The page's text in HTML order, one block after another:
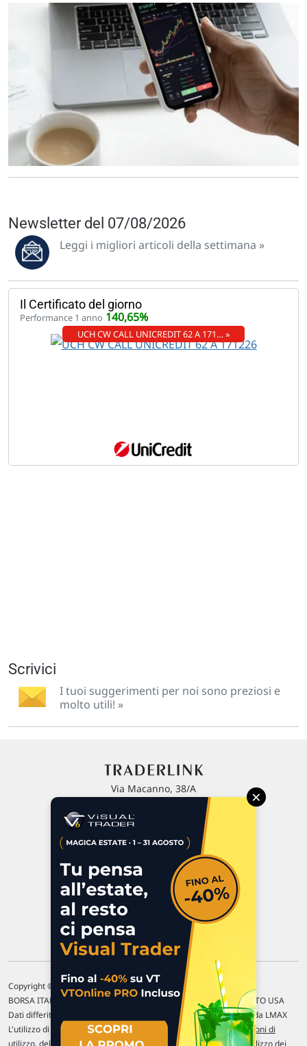
Newsletter del 07/08/2026
Leggi i migliori articoli della settimana »
Il Certificato del giorno
Performance 1 anno 140,65%
UCH CW CALL UNICREDIT 62 A 171… »
Scrivici
I tuoi suggerimenti per noi sono preziosi e
molto utili! »
Via Macanno, 38/A
P.IVA 02 452 460 401
Commenti e segnalazioni
Contattaci
Copyright © 1996-2026 Traderlink Italia s.r.l.
BORSA ITALIANA Quotazioni di borsa differite di 15 min. / MERCATO USA
Dati differiti di 15 min. (fonte Intrinio) / FOREX Quotazioni fornite da LMAX
L'utilizzo di questo sito implica l'accettazione delle nostre Condizioni di
×